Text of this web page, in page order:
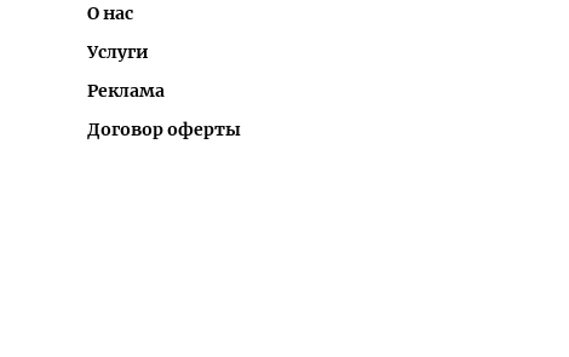
О нас
Услуги
Реклама
Договор оферты